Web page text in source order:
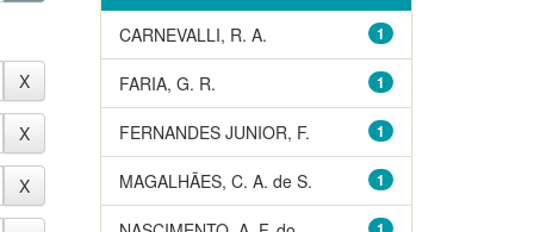
1
CARNEVALLI, R. A.
1
FARIA, G. R.
1
FERNANDES JUNIOR, F.
1
MAGALHÃES, C. A. de S.